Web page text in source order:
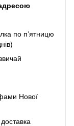
по п’ятницю
Нової
доставка